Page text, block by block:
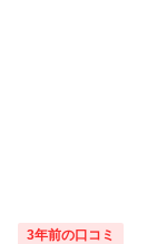
3年前の口コミ